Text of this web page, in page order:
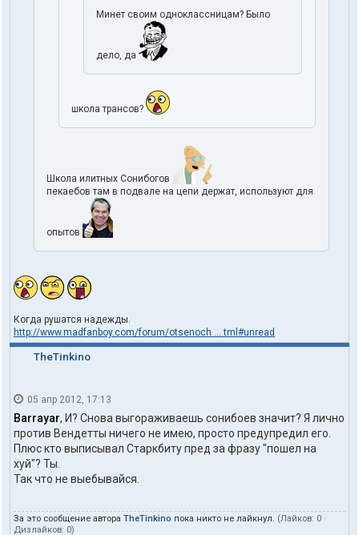
Минет своим одноклассницам? Было
дело, да
школа трансов?
Школа илитных Сонибогов
пекаебов там в подвале на цепи держат, используют для
опытов
Когда рушатся надежды.
http://www.madfanboy.com/forum/otsenoch ... tml#unread
TheTinkino
05 апр 2012, 17:13
Barrayar, И? Снова выгораживаешь сонибоев значит? Я лично
против Вендетты ничего не имею, просто предупредил его.
Плюс кто выписывал Старкбиту пред за фразу "пошел на
хуй"? Ты.
Так что не выебывайся.
За это сообщение автора TheTinkino пока никто не лайкнул. (Лайков: 0 ·
Дизлайков: 0)